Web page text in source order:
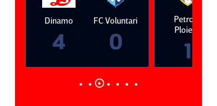
Dinamo
4
FC Voluntari
0
Petrolul
Ploieşti
1